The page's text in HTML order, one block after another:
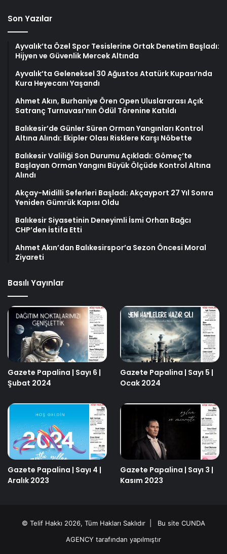
Son Yazılar
Ayvalık’ta Özel Spor Tesislerine Ortak Denetim Başladı:
Hijyen ve Güvenlik Mercek Altında
Ayvalık’ta Geleneksel 30 Ağustos Atatürk Kupası’nda
Kura Heyecanı Yaşandı
Ahmet Akın, Burhaniye Ören Open Uluslararası Açık
Satranç Turnuvası’nın Ödül Törenine Katıldı
Balıkesir’de Günler Süren Orman Yangınları Kontrol
Altına Alındı: Ekipler Olası Risklere Karşı Nöbette
Balıkesir Valiliği Son Durumu Açıkladı: Gömeç’te
Başlayan Orman Yangını Büyük Ölçüde Kontrol Altına
Alındı
Akçay-Midilli Seferleri Başladı: Akçayport 27 Yıl Sonra
Yeniden Gümrük Kapısı Oldu
Balıkesir Siyasetinin Deneyimli İsmi Orhan Bağcı
CHP’den İstifa Etti
Ahmet Akın’dan Balıkesirspor’a Sezon Öncesi Moral
Ziyareti
Basılı Yayınlar
Gazete Papalina | Sayı 6 |
Şubat 2024
Gazete Papalina | Sayı 5 |
Ocak 2024
Gazete Papalina | Sayı 4 |
Aralık 2023
Gazete Papalina | Sayı 3 |
Kasım 2023
© Telif Hakkı 2026, Tüm Hakları Saklıdır | Bu site CUNDA
AGENCY tarafından yapılmıştır